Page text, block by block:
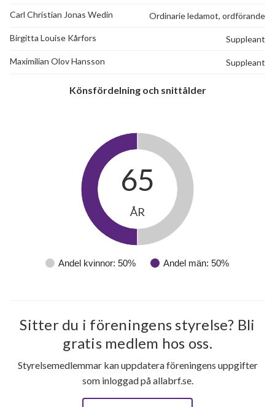
Carl Christian Jonas Wedin Ordinarie ledamot, ordförande
Birgitta Louise Kårfors Suppleant
Maximilian Olov Hansson Suppleant
Könsfördelning och snittålder
Andel kvinnor: 50% Andel män: 50%
65
ÅR
Sitter du i föreningens styrelse? Bli
gratis medlem hos oss.
Styrelsemedlemmar kan uppdatera föreningens uppgifter
som inloggad på allabrf.se.